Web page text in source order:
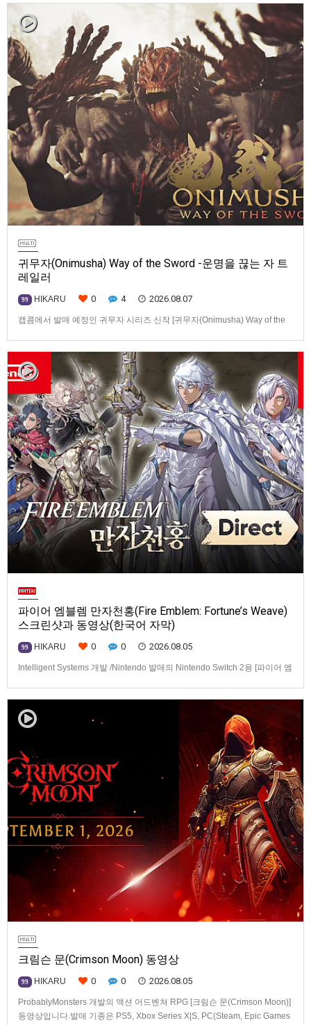
문화 산업 저변 확대 및 콘텐츠 강화를 위한 업무 협약(MOU)을 체결했다고
밝혔다. 이날 협약식에는 키움 DRX 양선일 대표이사, …
귀무자(Onimusha) Way of the Sword -운명을 끊는 자 트
레일러
99 HIKARU 0 4 2026.08.07
캡콤에서 발매 예정인 귀무자 시리즈 신작 [귀무자(Onimusha) Way of the
파이어 엠블렘 만자천홍(Fire Emblem: Fortune’s Weave)
스크린샷과 동영상(한국어 자막)
99 HIKARU 0 0 2026.08.05
Intelligent Systems 개발 /Nintendo 발매의 Nintendo Switch 2용 [파이어 엠
크림슨 문(Crimson Moon) 동영상
99 HIKARU 0 0 2026.08.05
ProbablyMonsters 개발의 액션 어드벤쳐 RPG [크림슨 문(Crimson Moon)]
동영상입니다.발매 기종은 PS5, Xbox Series X|S, PC(Steam, Epic Games